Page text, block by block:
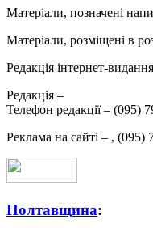
Матеріали, позначені
Матеріали, розміщені в
Редакція інтернет-
Редакція –
Телефон редакції – (095)
Реклама на сайті – , (095)
Полтавщина: